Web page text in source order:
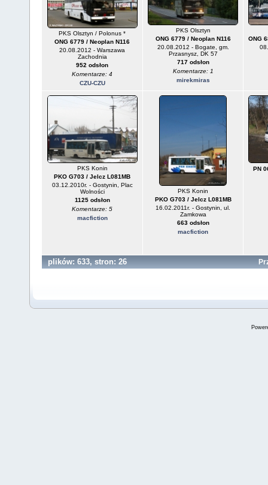
PKS Olsztyn / Polonus *
ONG 6779 / Neoplan N116
20.08.2012 - Warszawa
Zachodnia
952 odsłon
Komentarze: 4
CZU-CZU
PKS Olsztyn
ONG 6779 / Neoplan N116
20.08.2012 - Bogate, gm.
Przasnysz, DK 57
717 odsłon
Komentarze: 1
mirekmiras
ONG
PKS Konin
PKO G703 / Jelcz L081MB
03.12.2010r. - Gostynin, Plac
Wolności
1125 odsłon
Komentarze: 5
macfiction
PKS Konin
PKO G703 / Jelcz L081MB
16.02.2011r. - Gostynin, ul.
Zamkowa
663 odsłon
macfiction
PN
plików: 633, stron: 26